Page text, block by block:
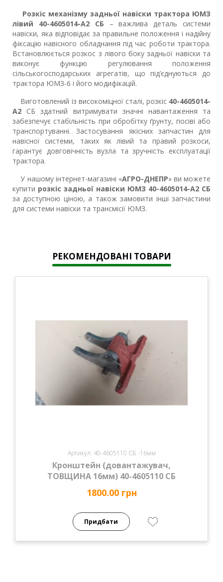
Розкіс механізму задньої навіски трактора ЮМЗ
лівий 40-4605014-А2 СБ – важлива деталь системи
навіски, яка відповідає за правильне положення і надійну
фіксацію навісного обладнання під час роботи трактора.
Встановлюється розкос з лівого боку задньої навіски та
виконує функцію регулювання положення
сільськогосподарських агрегатів, що під’єднуються до
трактора ЮМЗ-6 і його модифікацій.
Виготовлений із високоміцної сталі, розкіс 40-4605014-
А2 СБ здатний витримувати значні навантаження та
забезпечує стабільність при обробітку ґрунту, посіві або
транспортуванні. Застосування якісних запчастин для
навісної системи, таких як лівий та правий розкоси,
гарантує довговічність вузла та зручність експлуатації
трактора.
У нашому інтернет-магазині «АГРО-ДНЕПР» ви можете
купити розкіс задньої навіски ЮМЗ 40-4605014-А2 СБ
за доступною ціною, а також замовити інші запчастини
для системи навіски та трансмісії ЮМЗ.
РЕКОМЕНДОВАНІ ТОВАРИ
Артикул: 40-4605110 СБ -16мм
Кронштейн (довантажувач,
ТОВЩИНА 16мм) 40-4605110 СБ
1800.00 грн
Придбати